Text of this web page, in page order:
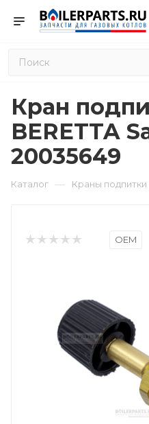
Кран
BERETTA
20035649
Каталог — Краны
OEM